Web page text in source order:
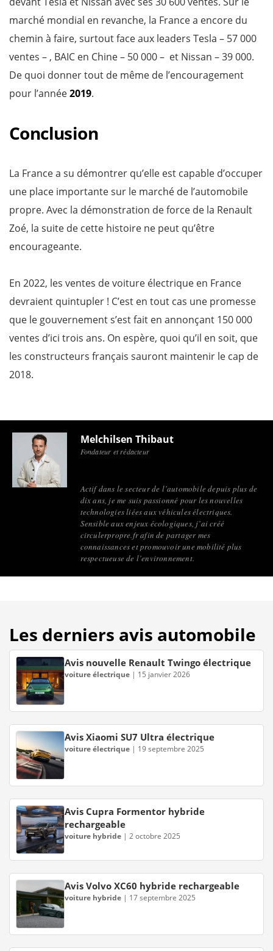
marché mondial en revanche, la France a encore du
chemin à faire, surtout face aux leaders Tesla – 57 000
ventes – , BAIC en Chine – 50 000 – et Nissan – 39 000.
De quoi donner tout de même de l’encouragement
pour l’année2019.
Conclusion
La France a su démontrer qu’elle est capable d’occuper
une place importante sur le marché de l’automobile
propre. Avec la démonstration de force de la Renault
Zoé, la suite de cette histoire ne peut qu’être
encourageante.
En 2022, les ventes de voiture électrique en France
devraient quintupler ! C’est en tout cas une promesse
que le gouvernement s’est fait en annonçant 150 000
ventes d’ici trois ans. On espère, quoi qu’il en soit, que
les constructeurs français sauront maintenir le cap de
2018.
Melchilsen Thibaut
Fondateur et rédacteur
Actif dans le secteur de l’automobile depuis plus de
dix ans, je me suis passionné pour les nouvelles
technologies liées aux véhicules électriques.
Sensible aux enjeux écologiques, j’ai créé
circulerpropre.fr afin de partager mes
connaissances et promouvoir une mobilité plus
respectueuse de l’environnement.
Les derniers avis automobile
Avis nouvelle Renault Twingo électrique
voiture électrique | 15 janvier 2026
Avis Xiaomi SU7 Ultra électrique
voiture électrique | 19 septembre 2025
Avis Cupra Formentor hybride
rechargeable
voiture hybride | 2 octobre 2025
Avis Volvo XC60 hybride rechargeable
voiture hybride | 17 septembre 2025